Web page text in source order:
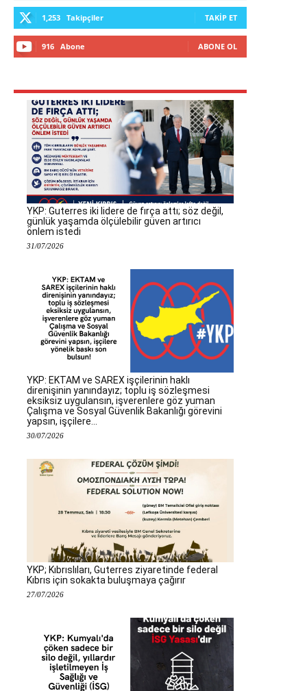
1,253 Takipçiler TAKIP ET
916 Abone ABONE OL
YKP: Guterres iki lidere de fırça attı; söz değil,
günlük yaşamda ölçülebilir güven artırıcı
önlem istedi
31/07/2026
YKP: EKTAM ve SAREX işçilerinin haklı
direnişinin yanındayız; toplu iş sözleşmesi
eksiksiz uygulansın, işverenlere göz yuman
Çalışma ve Sosyal Güvenlik Bakanlığı görevini
yapsın, işçilere...
30/07/2026
YKP; Kıbrıslıları, Guterres ziyaretinde federal
Kıbrıs için sokakta buluşmaya çağırır
27/07/2026